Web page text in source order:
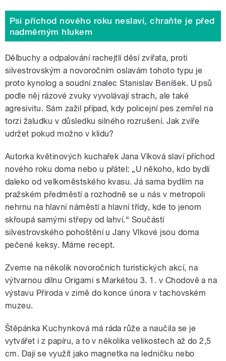
Psi příchod nového roku neslaví, chraňte je před
nadměrným hlukem
Dělbuchy a odpalování rachejtlí děsí zvířata, proti
silvestrovským a novoročním oslavám tohoto typu je
proto kynolog a soudní znalec Stanislav Beníšek. U psů
podle něj rázové zvuky vyvolávají strach, ale také
agresivitu. Sám zažil případ, kdy policejní pes zemřel na
torzi žaludku v důsledku silného rozrušení. Jak zvíře
udržet pokud možno v klidu?
Autorka květinových kuchařek Jana Vlková slaví příchod
nového roku doma nebo u přátel: „U někoho, kdo bydlí
daleko od velkoměstského kvasu. Já sama bydlím na
pražském předměstí a rozhodně se u nás v metropoli
nehrnu na hlavní náměstí a hlavní třídy, kde to jenom
skřoupá samými střepy od lahví.“ Součástí
silvestrovského pohoštění u Jany Vlkové jsou doma
pečené keksy. Máme recept.
Zveme na několik novoročních turistických akcí, na
výtvarnou dílnu Origami s Markétou 3. 1. v Chodově a na
výstavu Příroda v zimě do konce února v tachovském
muzeu.
Štěpánka Kuchynková má ráda růže a naučila se je
vytvářet i z papíru, a to v několika velikostech až do 2,5
cm. Dají se využít jako magnetka na ledničku nebo